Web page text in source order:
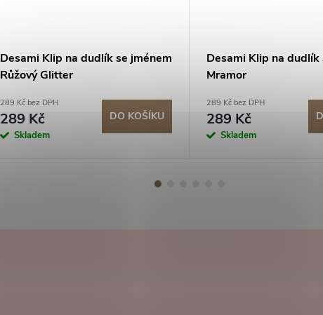
Desami Klip na dudlík se jménem
Růžový Glitter
289 Kč bez DPH
289 Kč
Skladem
DO KOŠÍKU
Desami Klip na dudlík
Mramor
289 Kč bez DPH
289 Kč
Skladem